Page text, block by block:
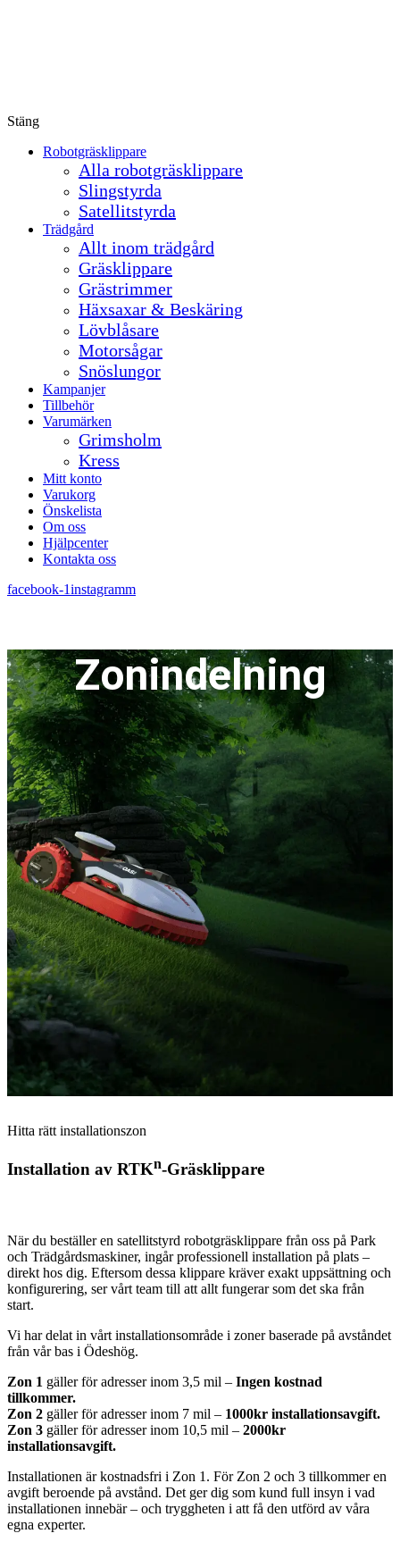
Stäng
Robotgräsklippare
Alla robotgräsklippare
Slingstyrda
Satellitstyrda
Trädgård
Allt inom trädgård
Gräsklippare
Grästrimmer
Häxsaxar & Beskäring
Lövblåsare
Motorsågar
Snöslungor
Kampanjer
Tillbehör
Varumärken
Grimsholm
Kress
Mitt konto
Varukorg
Önskelista
Om oss
Hjälpcenter
Kontakta oss
facebook-1instagramm
Zonindelning
Hitta rätt installationszon
Installation av RTKn-Gräsklippare
När du beställer en satellitstyrd robotgräsklippare från oss på Park
och Trädgårdsmaskiner, ingår professionell installation på plats –
direkt hos dig. Eftersom dessa klippare kräver exakt uppsättning och
konfigurering, ser vårt team till att allt fungerar som det ska från
start.
Vi har delat in vårt installationsområde i zoner baserade på avståndet
från vår bas i Ödeshög.
Zon 1 gäller för adresser inom 3,5 mil – Ingen kostnad
tillkommer.
Zon 2 gäller för adresser inom 7 mil – 1000kr installationsavgift.
Zon 3 gäller för adresser inom 10,5 mil – 2000kr
installationsavgift.
Installationen är kostnadsfri i Zon 1. För Zon 2 och 3 tillkommer en
avgift beroende på avstånd. Det ger dig som kund full insyn i vad
installationen innebär – och tryggheten i att få den utförd av våra
egna experter.